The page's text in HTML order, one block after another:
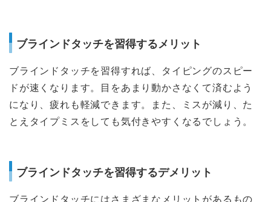
ブラインドタッチを習得するメリット
ブラインドタッチを習得すれば、タイピングのスピー
ドが速くなります。目をあまり動かさなくて済むよう
になり、疲れも軽減できます。また、ミスが減り、た
とえタイプミスをしても気付きやすくなるでしょう。
ブラインドタッチを習得するデメリット
ブラインドタッチにはさまざまなメリットがあるもの